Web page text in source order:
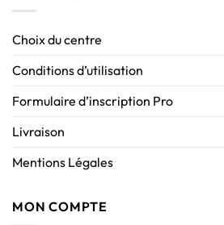
Choix du centre
Conditions d’utilisation
Formulaire d’inscription Pro
Livraison
Mentions Légales
MON COMPTE